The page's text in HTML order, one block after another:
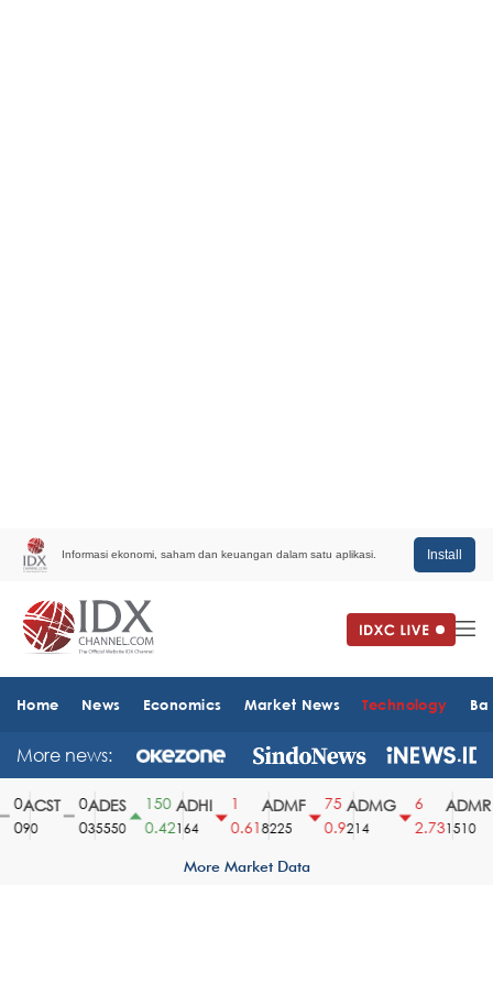
Informasi ekonomi, saham dan keuangan dalam satu aplikasi. Install
Home News Economics Market News Technology
More news:
ACST
90
ADES
35550
150
0.42
ADHI
164
0.61
ADMF
8225
75
0.9
ADMG
214
2.73
ADMR
1510
More Market Data